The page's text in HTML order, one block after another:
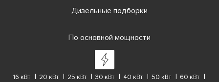
Дизельные подборки
По основной мощности
16 кВт 20 кВт 25 кВт 30 кВт 40 кВт 50 кВт
60 кВт